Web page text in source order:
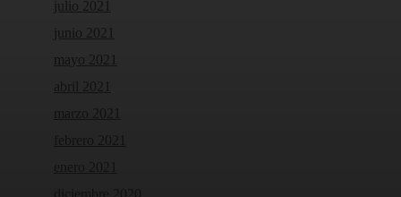
julio 2021
junio 2021
mayo 2021